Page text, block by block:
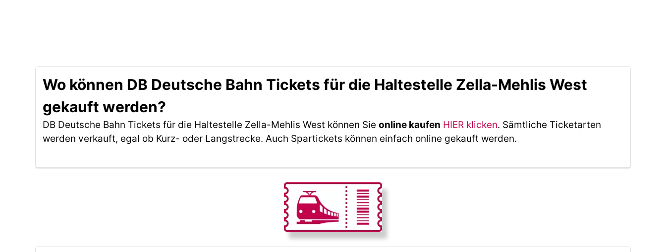
Wo können DB Deutsche Bahn Tickets für die Haltestelle Zella-Mehlis West
gekauft werden?
DB Deutsche Bahn Tickets für die Haltestelle Zella-Mehlis West können Sie online kaufen HIER klicken. Sämtliche Ticketarten
werden verkauft, egal ob Kurz- oder Langstrecke. Auch Spartickets können einfach online gekauft werden.